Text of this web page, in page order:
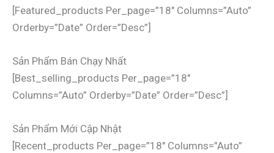
[featured_products Per_page=”18″ Columns=”auto”
Orderby=”date” Order=”desc”]
Sản Phẩm Bán Chạy Nhất
[best_selling_products Per_page=”18″
Columns=”auto” Orderby=”date” Order=”desc”]
Sản Phẩm Mới Cập Nhật
[recent_products Per_page=”18″ Columns=”auto”